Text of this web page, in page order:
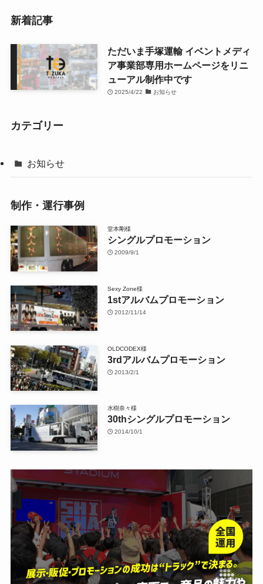
新着記事
ただいま手塚運輸 イベントメディ
ア事業部専用ホームページをリニ
ューアル制作中です
2025/4/22 お知らせ
カテゴリー
お知らせ
制作・運行事例
堂本剛様
シングルプロモーション
2009/9/1
Sexy Zone様
1stアルバムプロモーション
2012/11/14
OLDCODEX様
3rdアルバムプロモーション
2013/2/1
水樹奈々様
30thシングルプロモーション
2014/10/1